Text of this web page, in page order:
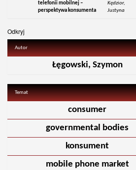
telefonii mobilnej –
perspektywa konsumenta
Kędzior,
Justyna
Odkryj
Autor
Łęgowski, Szymon
Temat
consumer
governmental bodies
konsument
mobile phone market